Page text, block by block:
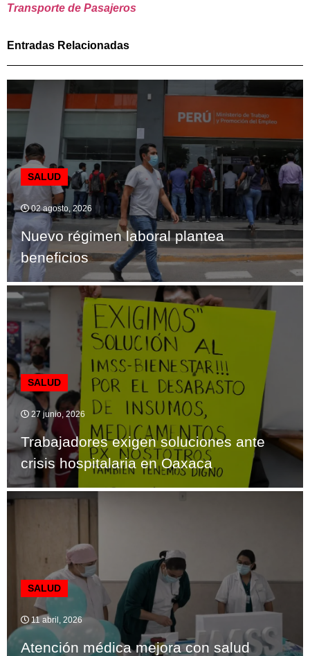
Transporte de Pasajeros
Entradas Relacionadas
SALUD
02 agosto, 2026
Nuevo régimen laboral plantea
beneficios
SALUD
27 junio, 2026
Trabajadores exigen soluciones ante
crisis hospitalaria en Oaxaca
SALUD
11 abril, 2026
Atención médica mejora con salud